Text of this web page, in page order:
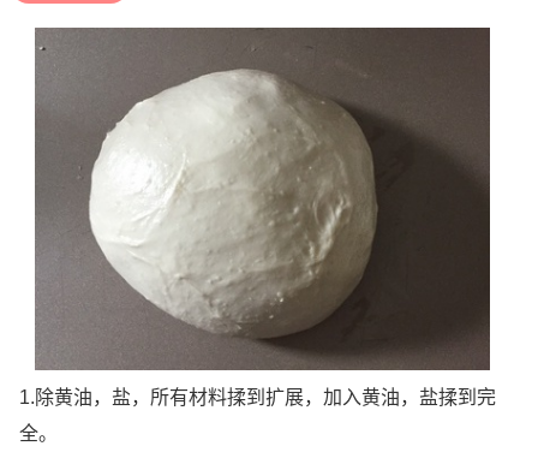
1.除黄油，盐，所有材料揉到扩展，加入黄油，盐揉到完
全。